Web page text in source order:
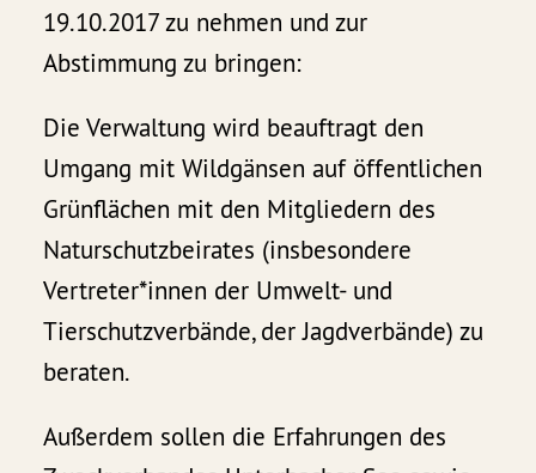
19.10.2017 zu nehmen und zur
Abstimmung zu bringen:
Die Verwaltung wird beauftragt den
Umgang mit Wildgänsen auf öffentlichen
Grünflächen mit den Mitgliedern des
Naturschutzbeirates (insbesondere
Vertreter*innen der Umwelt- und
Tierschutzverbände, der Jagdverbände) zu
beraten.
Außerdem sollen die Erfahrungen des